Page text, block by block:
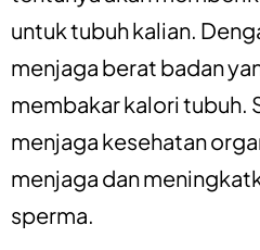
untuk tubuh kalian.
menjaga berat badan
membakar kalori tubuh.
menjaga kesehatan
menjaga dan
sperma.